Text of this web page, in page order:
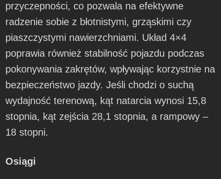
przyczepności, co pozwala na efektywne
radzenie sobie z błotnistymi, grząskimi czy
piaszczystymi nawierzchniami. Układ 4×4
poprawia również stabilność pojazdu podczas
pokonywania zakrętów, wpływając korzystnie na
bezpieczeństwo jazdy. Jeśli chodzi o suchą
wydajność terenową, kąt natarcia wynosi 15,8
stopnia, kąt zejścia 28,1 stopnia, a rampowy –
18 stopni.
Osiągi